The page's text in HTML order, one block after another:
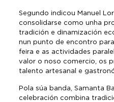
Segundo indicou Manuel
consolidarse como unha
tradición e dinamización
nun punto de encontro
feira e as actividades
valor o noso comercio, os
talento artesanal e
Pola súa banda, Samanta
celebración combina